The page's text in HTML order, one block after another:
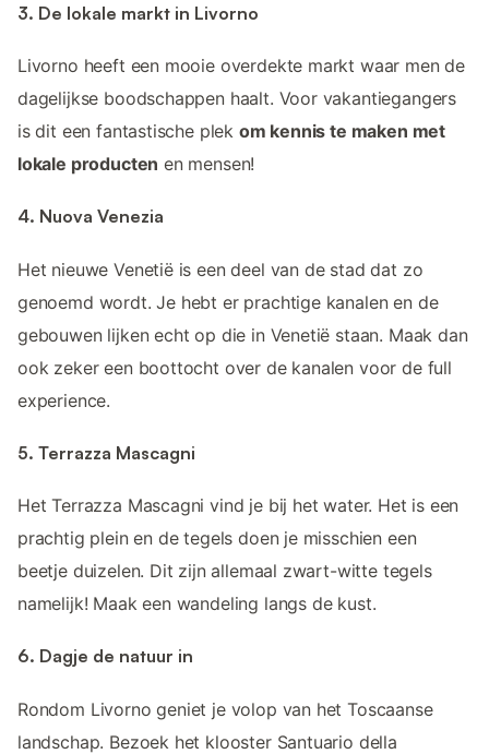
3. De lokale markt in Livorno
Livorno heeft een mooie overdekte markt waar men de
dagelijkse boodschappen haalt. Voor vakantiegangers
is dit een fantastische plek om kennis te maken met
lokale producten en mensen!
4. Nuova Venezia
Het nieuwe Venetië is een deel van de stad dat zo
genoemd wordt. Je hebt er prachtige kanalen en de
gebouwen lijken echt op die in Venetië staan. Maak dan
ook zeker een boottocht over de kanalen voor de full
experience.
5. Terrazza Mascagni
Het Terrazza Mascagni vind je bij het water. Het is een
prachtig plein en de tegels doen je misschien een
beetje duizelen. Dit zijn allemaal zwart-witte tegels
namelijk! Maak een wandeling langs de kust.
6. Dagje de natuur in
Rondom Livorno geniet je volop van het Toscaanse
landschap. Bezoek het klooster Santuario della